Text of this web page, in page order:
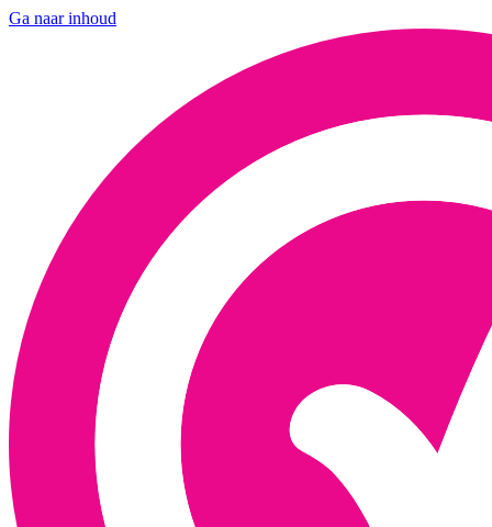
Ga naar inhoud